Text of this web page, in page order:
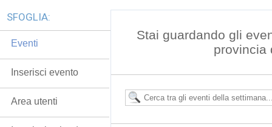
Stai guardando gli
provincia
SFOGLIA:
Eventi
Inserisci evento
Area utenti